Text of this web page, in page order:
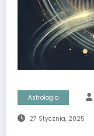
Astrologia
27 Stycznia, 2025